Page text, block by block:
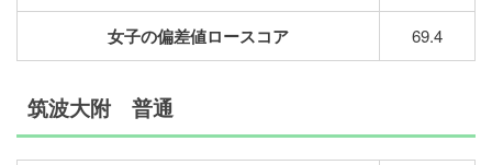
女子の偏差値ロースコア 69.4
筑波大附 普通